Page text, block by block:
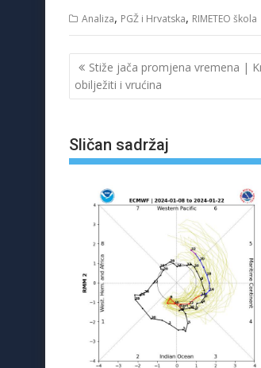
Analiza, PGŽ i Hrvatska, RIMETEO škola
Navigacija
objava
Stiže jača promjena vremena |
obilježiti i vrućina
Sličan sadržaj